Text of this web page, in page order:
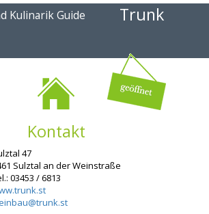
Kulinarik Guide Trunk
Kontakt
47
Sulztal an der Weinstraße
03453 / 6813